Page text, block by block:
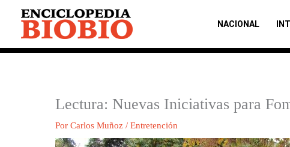
contenido
NACIONAL
Lectura: Nuevas Iniciativas para
Por Carlos Muñoz / Entretención